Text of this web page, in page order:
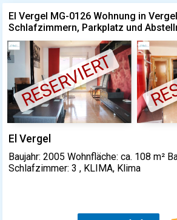
El Vergel MG-0126 Wohnung in
Schlafzimmern, Parkplatz und
RESERVIERT
El Vergel
Baujahr: 2005 Wohnfläche: ca. 108 m²
Schlafzimmer: 3 , KLIMA, Klima